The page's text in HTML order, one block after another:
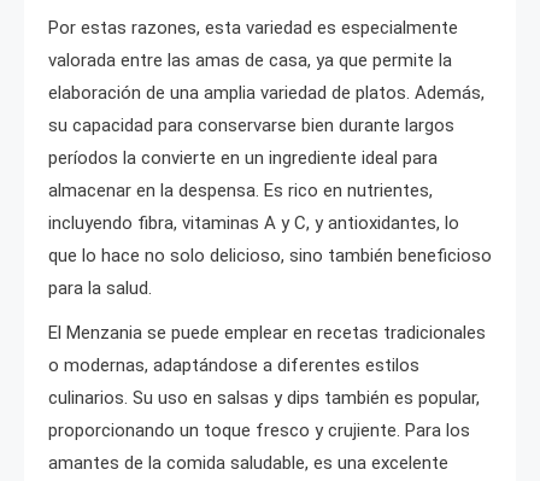
Por estas razones, esta variedad es especialmente
valorada entre las amas de casa, ya que permite la
elaboración de una amplia variedad de platos. Además,
su capacidad para conservarse bien durante largos
períodos la convierte en un ingrediente ideal para
almacenar en la despensa. Es rico en nutrientes,
incluyendo fibra, vitaminas A y C, y antioxidantes, lo
que lo hace no solo delicioso, sino también beneficioso
para la salud.
El Menzania se puede emplear en recetas tradicionales
o modernas, adaptándose a diferentes estilos
culinarios. Su uso en salsas y dips también es popular,
proporcionando un toque fresco y crujiente. Para los
amantes de la comida saludable, es una excelente